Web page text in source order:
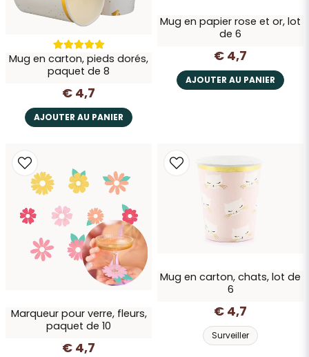
Mug en carton, pieds dorés,
paquet de 8
€ 4,7
AJOUTER AU PANIER
Mug en papier rose et or, lot
de 6
€ 4,7
AJOUTER AU PANIER
Marqueur pour verre, fleurs,
paquet de 10
€ 4,7
Mug en carton, chats, lot de
6
€ 4,7
Surveiller